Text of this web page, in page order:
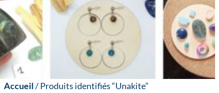
Accueil/ Produits identifiés “Unakite”